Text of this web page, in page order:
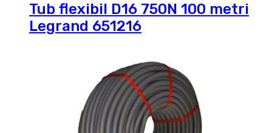
Tub flexibil D16 750N 100 metri
Legrand 651216